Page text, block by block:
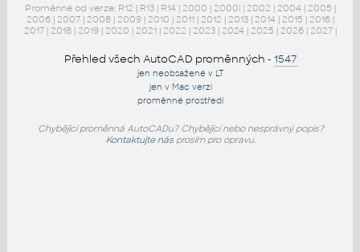
Proměnné od verze: R12 | R13 | R14 | 2000 | 2000i | 2002 | 2004 | 2005 |
2006 | 2007 | 2008 | 2009 | 2010 | 2011 | 2012 | 2013 | 2014 | 2015 | 2016 |
2017 | 2018 | 2019 | 2020 | 2021 | 2022 | 2023 | 2024 | 2025 | 2026 | 2027 |
Přehled všech AutoCAD proměnných - 1547
jen neobsažené v LT
jen v Mac verzi
proměnné prostředí
Chybějící proměnná AutoCADu? Chybějící nebo nesprávný popis?
Kontaktujte násprosím pro opravu.